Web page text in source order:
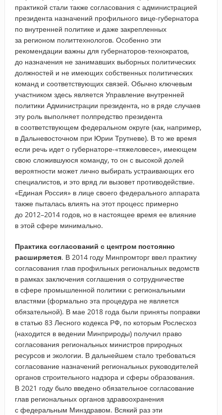
практикой стали также согласования с администрацией
президента назначений профильного вице-губернатора
по внутренней политике и даже закрепленных
за регионом политтехнологов. Особенно эти
рекомендации важны для губернаторов-технократов,
до назначения не занимавших выборных политических
должностей и не имеющих собственных политических
команд и соответствующих связей. Обычно ключевым
участником здесь является Управление внутренней
политики Администрации президента, но в ряде случаев
эту роль выполняет полпредство президента
в соответствующем федеральном округе (как, например,
в Дальневосточном при Юрии Трутневе). В то же время
если речь идет о губернаторе-«тяжеловесе», имеющем
свою сложившуюся команду, то он с высокой долей
вероятности может лично выбирать устраивающих его
специалистов, и это вряд ли вызовет противодействие.
«Единая Россия» в лице своего федерального аппарата
также пыталась влиять на этот процесс примерно
до 2012–2014 годов, но в настоящее время ее влияние
в этой сфере минимально.
Практика согласований с центром постоянно
расширяется. В 2014 году Минпромторг ввел практику
согласования глав профильных региональных ведомств
в рамках заключения соглашения о сотрудничестве
в сфере промышленной политики с региональными
властями (формально эта процедура не является
обязательной). В мае 2018 года были приняты поправки
в статью 83 Лесного кодекса РФ, по которым Рослесхоз
(находится в ведении Минприроды) получил право
согласования региональных министров природных
ресурсов и экологии. В дальнейшем стало требоваться
согласование назначений региональных руководителей
органов строительного надзора и сферы образования.
В 2021 году было введено обязательное согласование
глав региональных органов здравоохранения
с федеральным Минздравом. Всякий раз эти